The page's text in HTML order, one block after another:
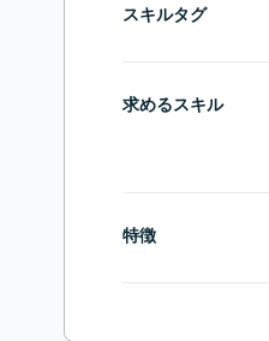
スキルタグ
求めるスキル
特徴